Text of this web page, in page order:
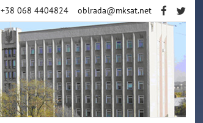
+38 068 4404824 oblrada@mksat.net